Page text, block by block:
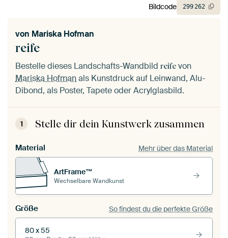
reife
von Mariska Hofman
Bestelle dieses Landschafts-Wandbild reife von
Mariska Hofmanals Kunstdruck auf Leinwand, Alu-
Dibond, als Poster, Tapete oder Acrylglasbild.
1 Stelle dir dein Kunstwerk zusammen
Material Mehr über das Material
ArtFrame™
Wechselbare Wandkunst
Größe So findest du die perfekte Größe
80 x 55
Bildcode 299262